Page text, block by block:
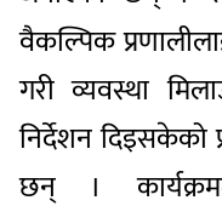
वैकल्पिक
गरी व्यवस्था
निर्देशन दिइसकेको
छन् ।